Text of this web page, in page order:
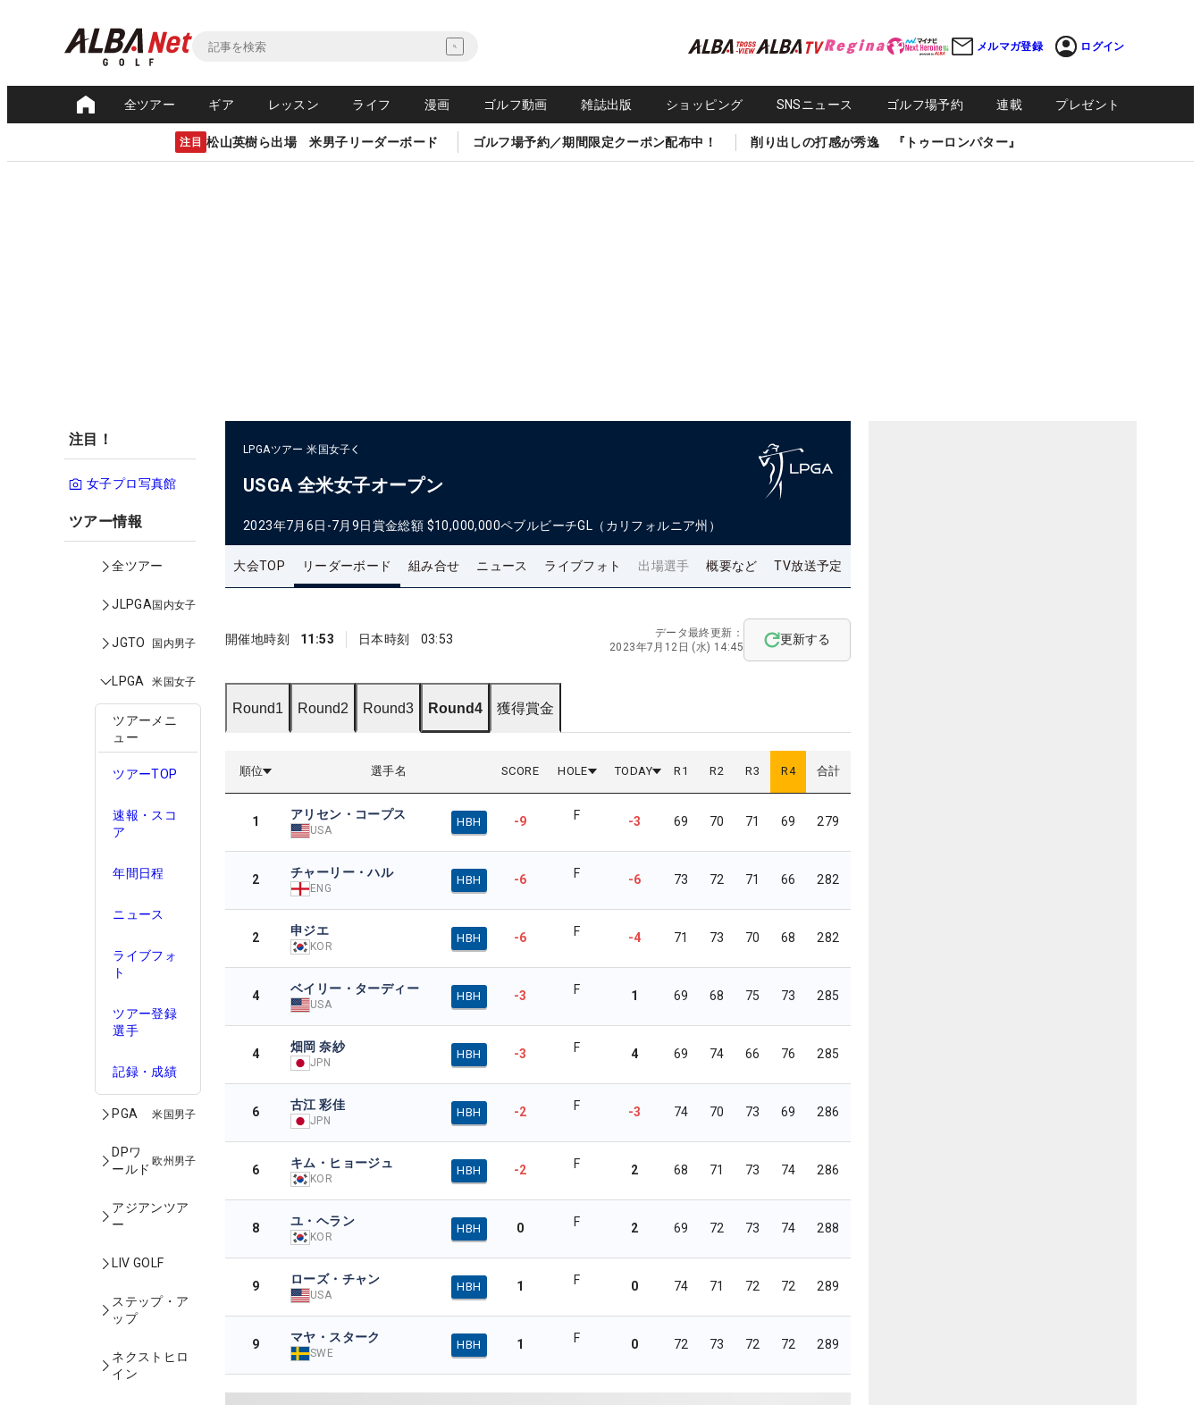
メルマガ登録 ログイン
全ツアー ギア レッスン ライフ 漫画 ゴルフ動画 雑誌出版 ショッピング SNSニュース ゴルフ場予約 連載 プレゼント
注目 松山英樹ら出場 米男子リーダーボード ゴルフ場予約／期間限定クーポン配布中！ 削り出しの打感が秀逸 『トゥーロンパター』
注目！
女子プロ写真館
ツアー情報
全ツアー
JLPGA国内女子
JGTO 国内男子
LPGA 米国女子
ツアーメニ
ュー
ツアーTOP
速報・スコ
ア
年間日程
ニュース
ライブフォ
ト
ツアー登録
選手
記録・成績
PGA 米国男子
DPワ
ールド
欧州男子
アジアンツア
ー
LIV GOLF
ステップ・ア
ップ
ネクストヒロ
イン
LPGAツアー 米国女子
USGA 全米女子オープン
2023年7月6日-7月9日賞金総額 $10,000,000ペブルビーチGL（カリフォルニア州）
大会TOP リーダーボード 組み合せ ニュース ライブフォト 出場選手 概要など TV放送予定
開催地時刻 11:53 日本時刻 03:53
データ最終更新：
2023年7月12日 (水) 14:45
更新する
Round1 Round2 Round3 Round4 獲得賞金
順位 選手名 SCORE HOLE TODAY R 1 R2 R3 R4 合計
1 アリセン・コープス
USA
HBH -9 F -3 69 70 71 69 279
2 チャーリー・ハル
ENG
HBH -6 F -6 73 72 71 66 282
2 申ジエ
KOR
HBH -6 F -4 71 73 70 68 282
4 ベイリー・ターディー
USA
HBH -3 F 1 69 68 75 73 285
4 畑岡 奈紗
JPN
HBH -3 F 4 69 74 66 76 285
6 古江 彩佳
JPN
HBH -2 F -3 74 70 73 69 286
6 キム・ヒョージュ
KOR
HBH -2 F 2 68 71 73 74 286
8 ユ・ヘラン
KOR
HBH 0 F 2 69 72 73 74 288
9 ローズ・チャン
USA
HBH 1 F 0 74 71 72 72 289
9 マヤ・スターク
SWE
HBH 1 F 0 72 73 72 72 289